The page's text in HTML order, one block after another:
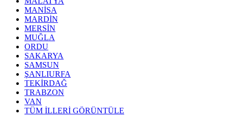
MANİSA
MARDİN
MERSİN
MUĞLA
ORDU
SAKARYA
SAMSUN
ŞANLIURFA
TEKİRDAĞ
TRABZON
VAN
TÜM İLLERİ GÖRÜNTÜLE